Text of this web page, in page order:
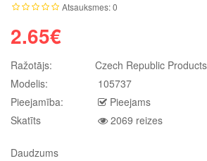
Atsauksmes: 0
2.65€
Ražotājs:
Czech Republic Products
Modelis:
105737
Pieejamība:
Pieejams
Skatīts
2069 reizes
Daudzums